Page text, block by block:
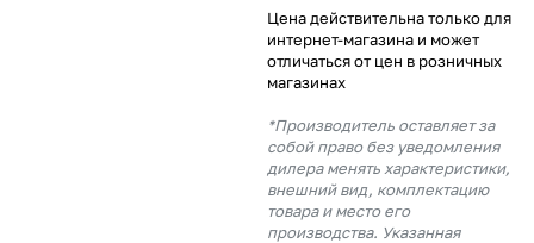
Цена действительна только для
интернет-магазина и может
отличаться от цен в розничных
магазинах
*Производитель оставляет за
собой право без уведомления
дилера менять характеристики,
внешний вид, комплектацию
товара и место его
производства. Указанная
% будут
с вашей карты